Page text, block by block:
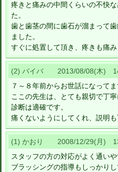
疼きと痛みの中間くらいの不快
た。
歯と歯茎の間に歯石が溜まって
ました。
すぐに処置して頂き、疼きも痛み
(2) バイバ 2013/08/08(木)
７～８年前からお世話になってま
ここの先生は、とても親切で丁寧
診断は適確です。
痛くないようにしてくれ、説明
(1) かおり 2008/12/29(月)
スタッフの方の対応がよく通いや
ブラッシングの指導もしっかりし